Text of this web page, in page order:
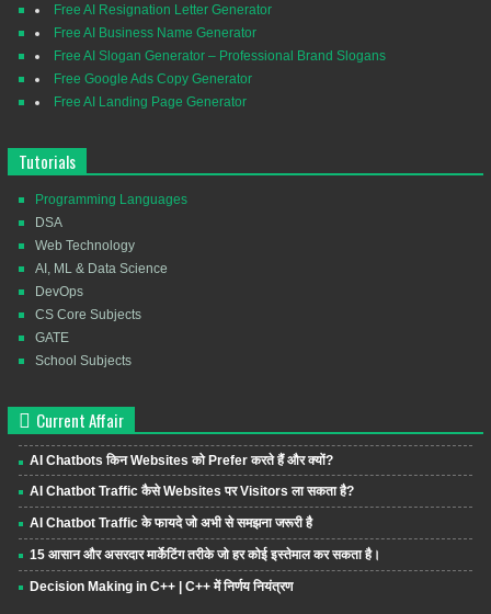
Free AI Resignation Letter Generator
Free AI Business Name Generator
Free AI Slogan Generator – Professional Brand Slogans
Free Google Ads Copy Generator
Free AI Landing Page Generator
Tutorials
Programming Languages
DSA
Web Technology
AI, ML & Data Science
DevOps
CS Core Subjects
GATE
School Subjects
Current Affair
AI Chatbots किन Websites को Prefer करते हैं और क्यों?
AI Chatbot Traffic कैसे Websites पर Visitors ला सकता है?
AI Chatbot Traffic के फायदे जो अभी से समझना जरूरी है
15 आसान और असरदार मार्केटिंग तरीके जो हर कोई इस्तेमाल कर सकता है।
Decision Making in C++ | C++ में निर्णय नियंत्रण